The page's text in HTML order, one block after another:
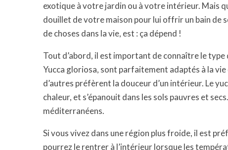
exotique à votre jardin ou à votre intérieur. Mais
douillet de votre maison pour lui offrir un bain de
de choses dans la vie, est : ça dépend !
Tout d’abord, il est important de connaître le
Yucca gloriosa, sont parfaitement adaptés à la vie
d’autres préfèrent la douceur d’un intérieur. Le
chaleur, et s’épanouit dans les sols pauvres et
méditerranéens.
Si vous vivez dans une région plus froide, il est
pourrez le rentrer à l’intérieur lorsque les